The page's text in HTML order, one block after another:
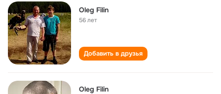
Oleg Filin
56 лет
Добавить в друзья
Oleg Filin